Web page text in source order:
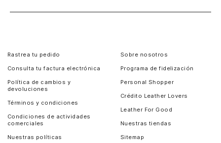
Rastrea tu pedido
Consulta tu factura electrónica
Política de cambios y
devoluciones
Términos y condiciones
Condiciones de actividades
comerciales
Nuestras políticas
Sobre nosotros
Programa de fidelización
Personal Shopper
Crédito Leather Lovers
Leather For Good
Nuestras tiendas
Sitemap